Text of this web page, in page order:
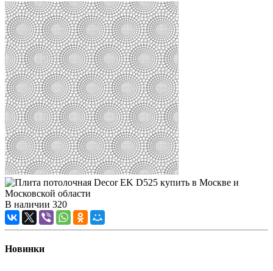
В наличии 320
Новинки